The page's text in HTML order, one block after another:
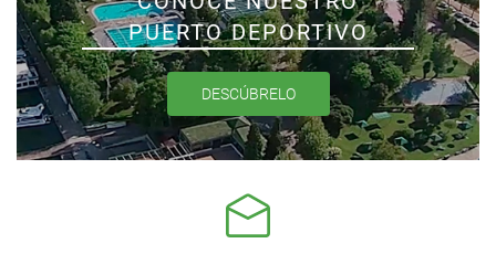
PUERTO DEPORTIVO
DESCÚBRELO